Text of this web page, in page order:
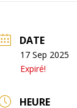
DATE
17 Sep 2025
Expiré!
HEURE